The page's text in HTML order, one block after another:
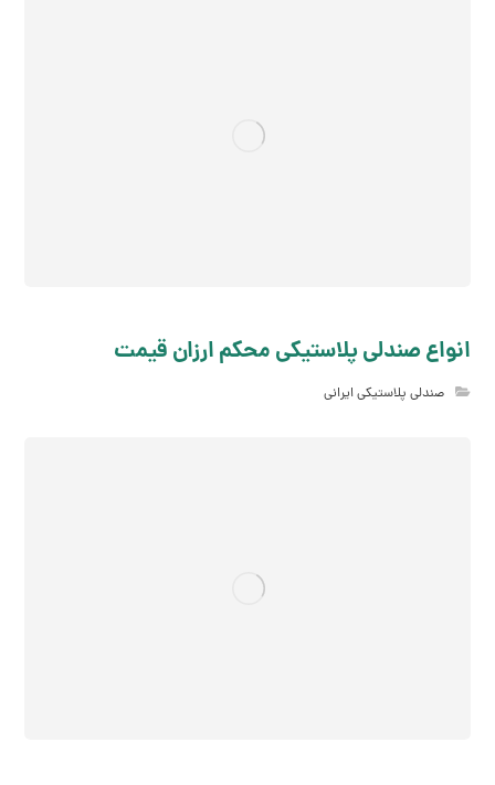
انواع صندلی پلاستیکی محکم ارزان قیمت
صندلی پلاستیکی ایرانی